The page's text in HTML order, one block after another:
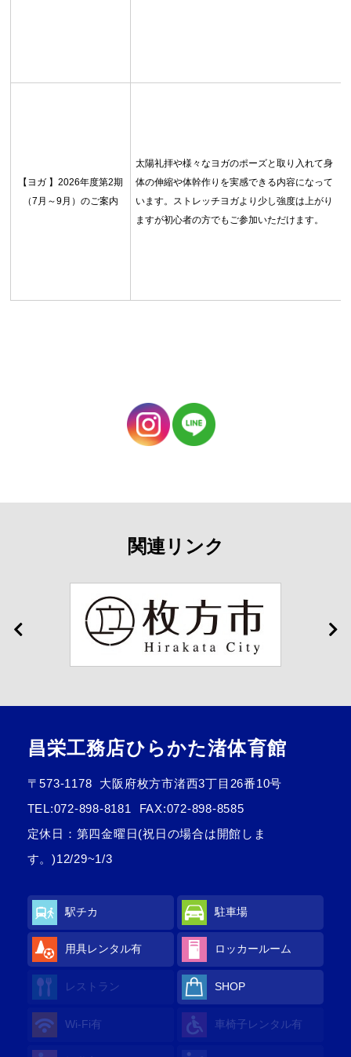
【ヨガ 】2026年度第2期
（7月～9月）のご案内
太陽礼拝や様々なヨガのポーズと取り入れて身
体の伸縮や体幹作りを実感できる内容になって
います。ストレッチヨガより少し強度は上がり
ますが初心者の方でもご参加いただけます。
関連リンク
昌栄工務店ひらかた渚体育館
〒573-1178
大阪府枚方市渚西3丁目26番10号
TEL:072-898-8181
FAX:072-898-8585
定休日：第四金曜日(祝日の場合は開館しま
す。)12/29~1/3
駅チカ 駐車場
用具レンタル有 ロッカールーム
レストラン SHOP
Wi-Fi有 車椅子レンタル有